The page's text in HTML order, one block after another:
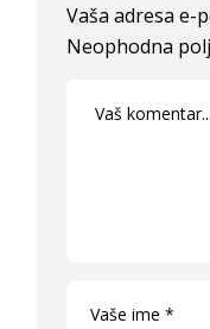
Vaša adresa e-
Neophodna